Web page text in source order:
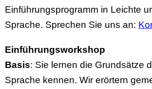
Einführungsprogramm in Leichte
Sprache. Sprechen Sie uns an:
Einführungsworkshop
Basis: Sie lernen die Grundsätze
Sprache kennen. Wir erörtern